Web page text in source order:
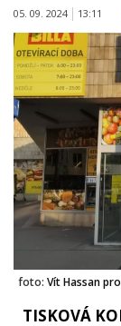
05. 09. 2024 13:11
foto: Vít Hassan
TISKOVÁ